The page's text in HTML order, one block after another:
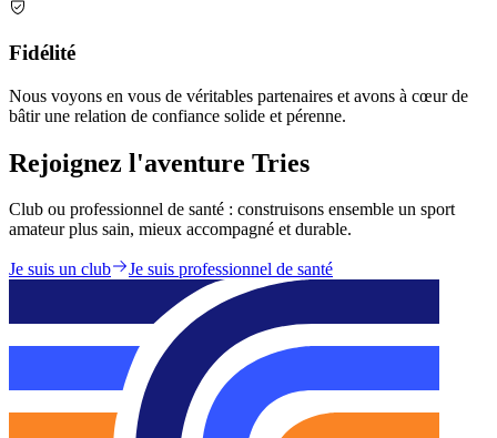
Fidélité
Nous voyons en vous de véritables partenaires et avons à cœur de
bâtir une relation de confiance solide et pérenne.
Rejoignez l'aventure Tries
Club ou professionnel de santé : construisons ensemble un sport
amateur plus sain, mieux accompagné et durable.
Je suis un club Je suis professionnel de santé